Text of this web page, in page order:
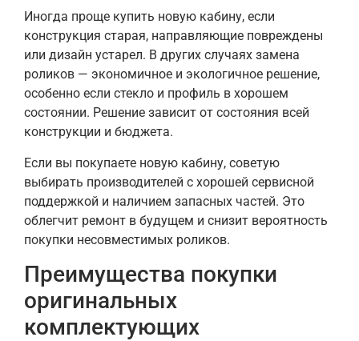
Иногда проще купить новую кабину, если
конструкция старая, направляющие повреждены
или дизайн устарел. В других случаях замена
роликов — экономичное и экологичное решение,
особенно если стекло и профиль в хорошем
состоянии. Решение зависит от состояния всей
конструкции и бюджета.
Если вы покупаете новую кабину, советую
выбирать производителей с хорошей сервисной
поддержкой и наличием запасных частей. Это
облегчит ремонт в будущем и снизит вероятность
покупки несовместимых роликов.
Преимущества покупки
оригинальных
комплектующих